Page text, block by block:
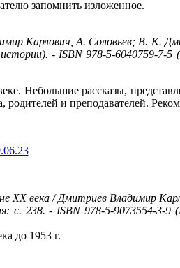
запомнить изложенное.
Карлович, А. Соловьев; В. К.
- ISBN 978-5-6040759-7-5
Небольшие рассказы,
и преподавателей.
XX века / Дмитриев Владимир
238. - ISBN 978-5-9073554-3-9
до 1953 г.